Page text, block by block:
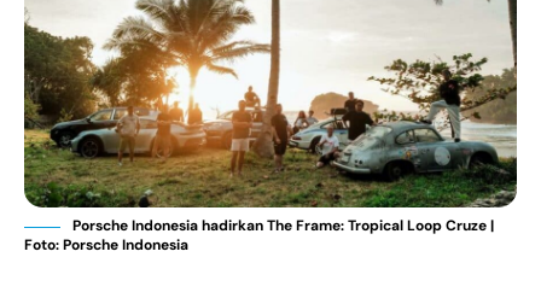
Porsche Indonesia hadirkan The Frame: Tropical Loop Cruze |
Foto: Porsche Indonesia